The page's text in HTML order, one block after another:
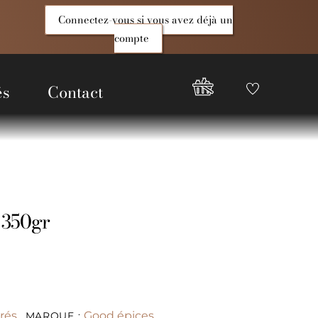
Connectez-vous si vous avez déjà un
compte
Contact
Compte
Good
Epices
Favoris